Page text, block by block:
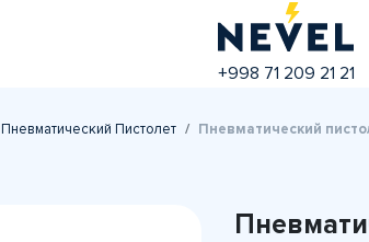
+998 71 209 21 21
Пневматический Пистолет Пневматический